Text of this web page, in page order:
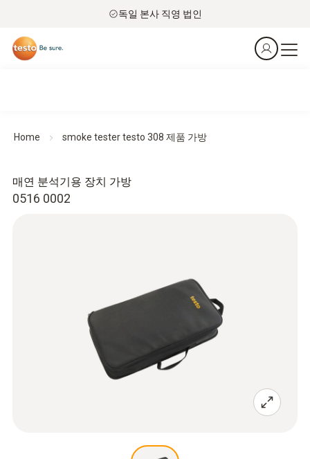
독일 본사 직영 법인
Home smoke tester testo 308 제품 가방
0516 0002
매연 분석기용 장치 가방